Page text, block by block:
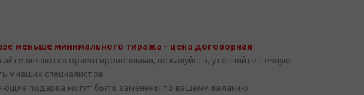
меньше минимального тиража - цена договорная
являются ориентировочными, пожалуйста, уточняйте точную
у наших специалистов
подарка могут быть заменены по вашему желанию